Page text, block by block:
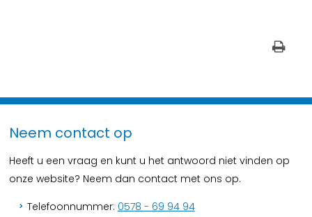
Neem contact op
Heeft u een vraag en kunt u het antwoord niet vinden op
onze website? Neem dan contact met ons op.
Telefoonnummer: 0578 - 69 94 94